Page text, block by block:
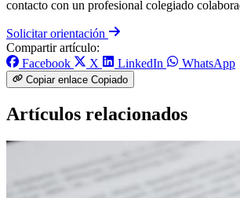
contacto con un profesional colegiado
Solicitar orientación
Compartir artículo:
Facebook
X LinkedIn WhatsApp
Copiar enlace Copiado
Artículos relacionados